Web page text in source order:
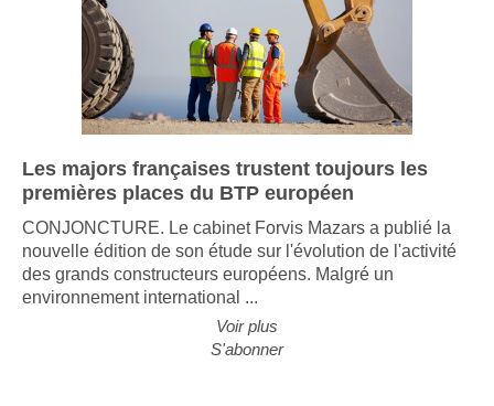
Les majors françaises trustent toujours les
premières places du BTP européen
CONJONCTURE. Le cabinet Forvis Mazars a publié la
nouvelle édition de son étude sur l'évolution de l'activité
des grands constructeurs européens. Malgré un
environnement international ...
Voir plus
S'abonner